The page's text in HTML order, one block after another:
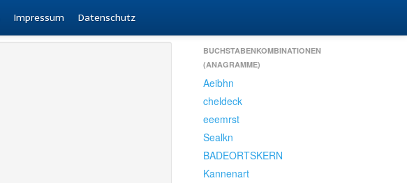
Impressum Datenschutz
BUCHSTABENKOMBINATIONEN
(ANAGRAMME)
Aeibhn
cheldeck
eeemrst
Sealkn
BADEORTSKERN
Kannenart